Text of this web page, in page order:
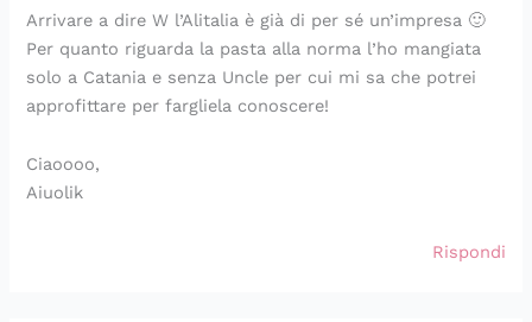
Arrivare a dire W l’Alitalia è già di per sé un’impresa 🙂
Per quanto riguarda la pasta alla norma l’ho mangiata
solo a Catania e senza Uncle per cui mi sa che potrei
approfittare per fargliela conoscere!
Ciaoooo,
Aiuolik
Rispondi